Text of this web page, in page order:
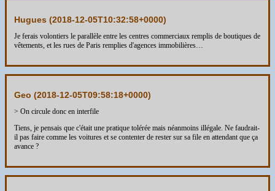
Hugues (2018-12-05T10:32:58+0000)
Je ferais volontiers le parallèle entre les centres commerciaux remplis de boutiques de
vêtements, et les rues de Paris remplies d'agences immobilières…
Geo (2018-12-05T09:58:18+0000)
> On circule donc en interfile
Tiens, je pensais que c'était une pratique tolérée mais néanmoins illégale. Ne faudrait-
il pas faire comme les voitures et se contenter de rester sur sa file en attendant que ça
avance ?